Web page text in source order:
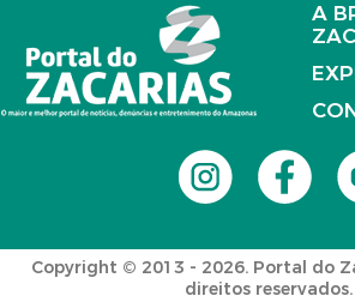
A
Copyright © 2013 - 2026. Portal do
direitos reservados.